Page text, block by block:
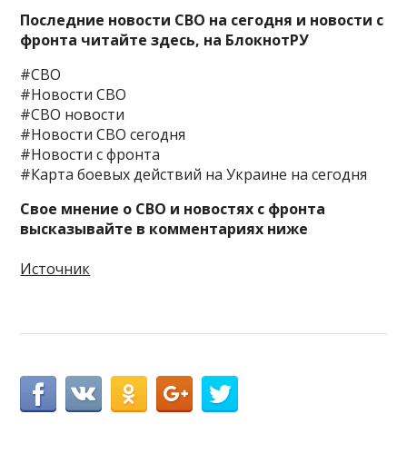
Последние новости СВО на сегодня и новости с
фронта читайте здесь, на БлокнотРУ
#СВО
#Новости СВО
#СВО новости
#Новости СВО сегодня
#Новости с фронта
#Карта боевых действий на Украине на сегодня
Свое мнение о СВО и новостях с фронта
высказывайте в комментариях ниже
Источник